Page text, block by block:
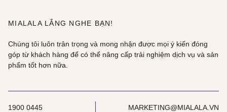
MIALALA LẮNG NGHE BẠN!
Chúng tôi luôn trân trọng và mong nhận được mọi ý kiến đóng
góp từ khách hàng để có thể nâng cấp trải nghiệm dịch vụ và sản
phẩm tốt hơn nữa.
1900 0445 MARKETING@MIALALA.VN